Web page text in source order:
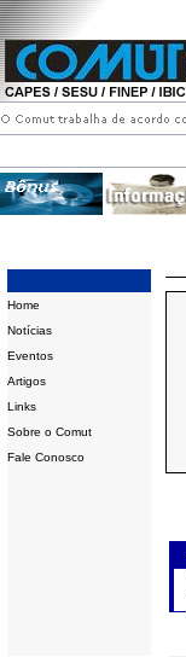
Home
Notícias
Eventos
Artigos
Links
Sobre o Comut
Fale Conosco